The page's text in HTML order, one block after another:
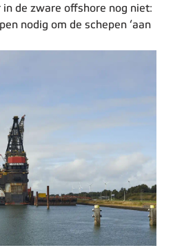
de zware offshore nog niet:
nodig om de schepen ‘aan